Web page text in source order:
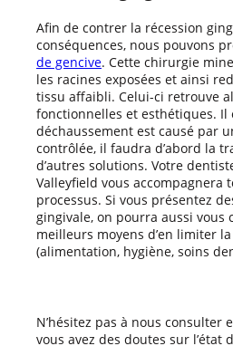
Afin de contrer la récession
conséquences, nous pouvons
de gencive. Cette chirurgie
les racines exposées et ainsi
tissu affaibli. Celui-ci retrouve
fonctionnelles et esthétiques. Il
déchaussement est causé par
contrôlée, il faudra d’abord la
d’autres solutions. Votre
Valleyfield vous accompagnera
processus. Si vous présentez
gingivale, on pourra aussi vous
meilleurs moyens d’en limiter
(alimentation, hygiène, soins
N’hésitez pas à nous consulter
vous avez des doutes sur l’état